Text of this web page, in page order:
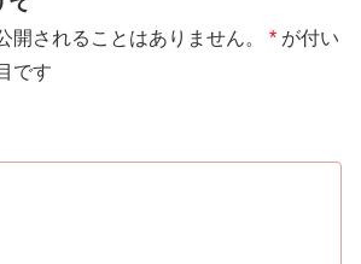
開されることはありません。 * が付い
です